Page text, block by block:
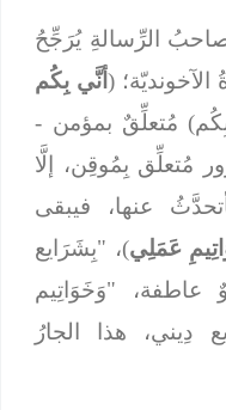
الرِّسالةِ يُرَجِّحُ
( أنَّي بِكُم
مُتعلِّقٌ بمؤمن -
مُتعلِّق بِمُوقِن، إلَّا
عنها، فيبقى
عَمَلِي)، "بِشَرَايع
عاطفة، "وَخَوَاتِيم
هذا الجارُ